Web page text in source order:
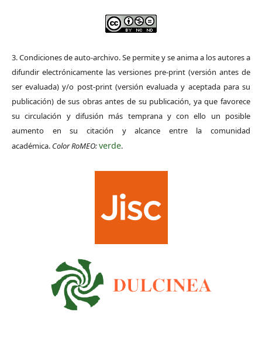
3. Condiciones de auto-archivo. Se permite y se anima a los autores a
difundir electrónicamente las versiones pre-print (versión antes de
ser evaluada) y/o post-print (versión evaluada y aceptada para su
publicación) de sus obras antes de su publicación, ya que favorece
su circulación y difusión más temprana y con ello un posible
aumento en su citación y alcance entre la comunidad
académica. Color RoMEO:verde.